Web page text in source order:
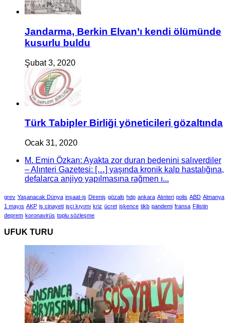
Jandarma, Berkin Elvan’ı kendi ölümünde
kusurlu buldu
Şubat 3, 2020
Türk Tabipler Birliği yöneticileri gözaltında
Ocak 31, 2020
M. Emin Özkan: Ayakta zor duran bedenini salıverdiler
– Alınteri Gazetesi: […] yaşında kronik kalp hastalığına,
defalarca anjiyo yapılmasına rağmen ı...
grev Yaşanacak Dünya inşaat-iş Direniş gözaltı hdp ankara Alınteri polis ABD Almanya
1 mayıs AKP iş cinayeti işçi kıyımı kriz ücret işkence tikb pandemi fransa Filistin
deprem koronavirüs toplu sözleşme
UFUK TURU